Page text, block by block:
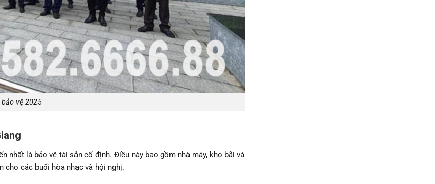
vệ 2025
nhất là bảo vệ tài sản cố định. Điều này bao gồm nhà máy, kho bãi và
cho các buổi hòa nhạc và hội nghị.